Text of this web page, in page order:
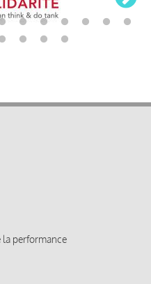
la performance